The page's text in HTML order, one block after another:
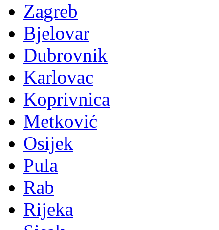
Zagreb
Bjelovar
Dubrovnik
Karlovac
Koprivnica
Metković
Osijek
Pula
Rab
Rijeka